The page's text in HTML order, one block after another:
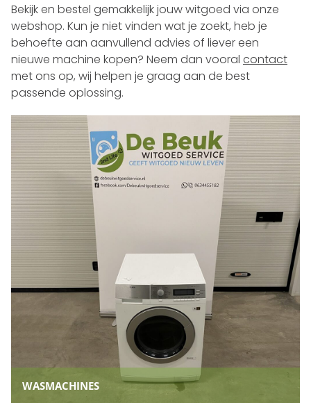
Bekijk en bestel gemakkelijk jouw witgoed via onze
webshop. Kun je niet vinden wat je zoekt, heb je
behoefte aan aanvullend advies of liever een
nieuwe machine kopen? Neem dan vooral contact
met ons op, wij helpen je graag aan de best
passende oplossing.
WASMACHINES